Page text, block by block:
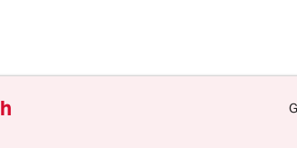
des Videos. Und es zeigt,
einen